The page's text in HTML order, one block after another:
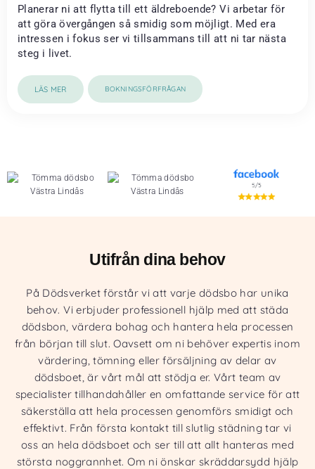
Planerar ni att flytta till ett äldreboende? Vi arbetar för
att göra övergången så smidig som möjligt. Med era
intressen i fokus ser vi tillsammans till att ni tar nästa
steg i livet.
LÄS MER BOKNINGSFÖRFRÅGAN
Utifrån dina behov
På Dödsverket förstår vi att varje dödsbo har unika
behov. Vi erbjuder professionell hjälp med att städa
dödsbon, värdera bohag och hantera hela processen
från början till slut. Oavsett om ni behöver expertis inom
värdering, tömning eller försäljning av delar av
dödsboet, är vårt mål att stödja er. Vårt team av
specialister tillhandahåller en omfattande service för att
säkerställa att hela processen genomförs smidigt och
effektivt. Från första kontakt till slutlig städning tar vi
oss an hela dödsboet och ser till att allt hanteras med
största noggrannhet. Om ni önskar skräddarsydd hjälp